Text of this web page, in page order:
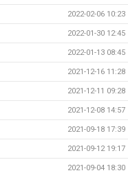
2022-02-06 10:23
2022-01-30 12:45
2022-01-13 08:45
2021-12-16 11:28
2021-12-11 09:28
2021-12-08 14:57
2021-09-18 17:39
2021-09-12 19:17
2021-09-04 18:30